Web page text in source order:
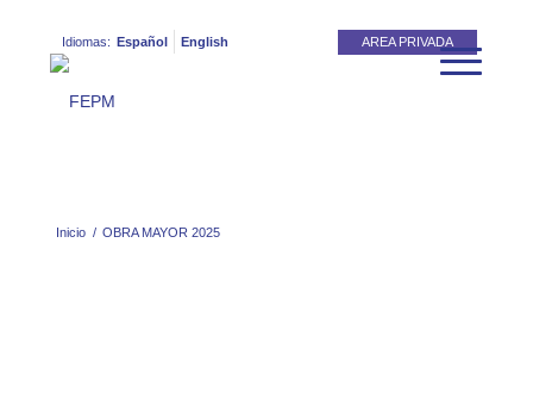
AREA PRIVADA
Idiomas: Español English
Inicio / OBRA MAYOR 2025